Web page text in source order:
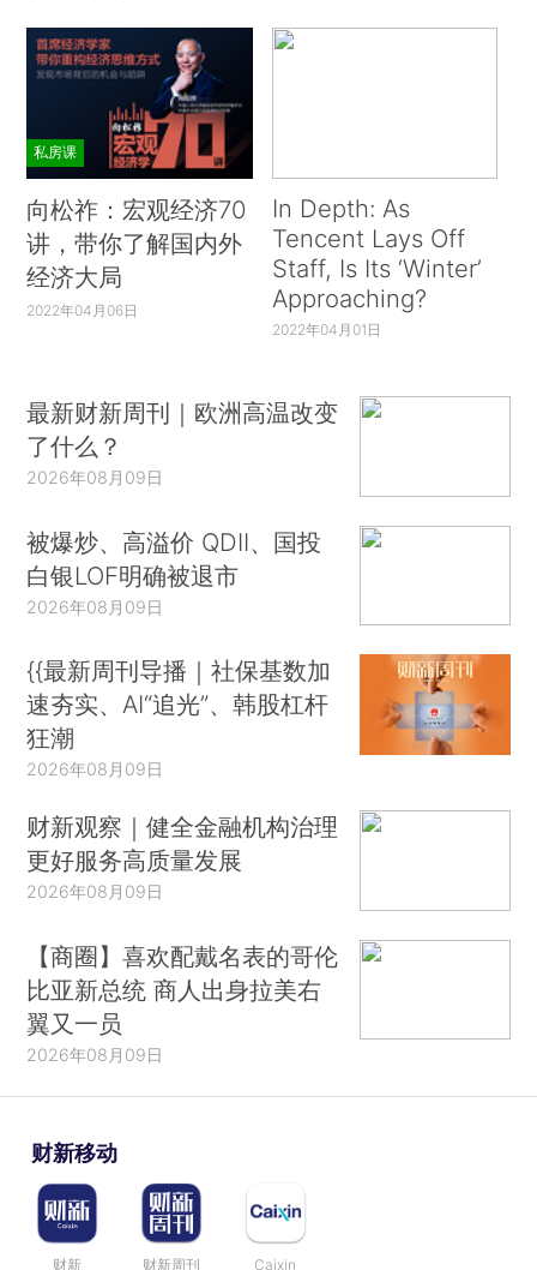
私房课
向松祚：宏观经济70
讲，带你了解国内外
经济大局
2022年04月06日
In Depth: As
Tencent Lays Off
Staff, Is Its ‘Winter’
Approaching?
2022年04月01日
最新财新周刊｜欧洲高温改变
了什么？
2026年08月09日
被爆炒、高溢价 QDII、国投
白银LOF明确被退市
2026年08月09日
{{最新周刊导播｜社保基数加
速夯实、AI“追光”、韩股杠杆
狂潮
2026年08月09日
财新观察｜健全金融机构治理
更好服务高质量发展
2026年08月09日
【商圈】喜欢配戴名表的哥伦
比亚新总统 商人出身拉美右
翼又一员
2026年08月09日
财新移动
财新 财新周刊 Caixin